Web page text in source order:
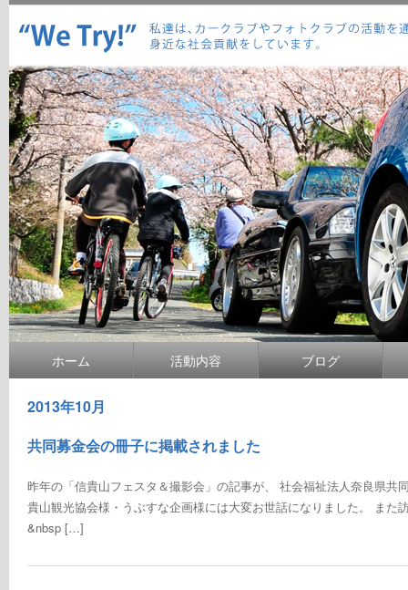
ホーム 活動内容 ブログ
2013年10月
共同募金会の冊子に掲載されました
昨年の「信貴山フェスタ＆撮影会」の記事が、 社会福祉法人奈良県共
貴山観光協会様・うぶすな企画様には大変お世話になりました。 また
&nbsp […]